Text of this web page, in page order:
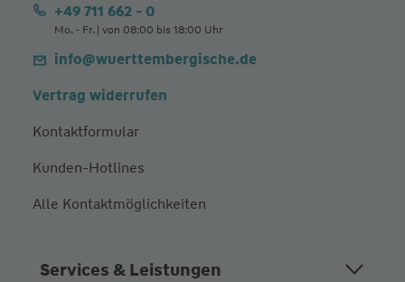
+49 711 662 - 0
Mo. - Fr. | von 08:00 bis 18:00 Uhr
info@wuerttembergische.de
Vertrag widerrufen
Kontaktformular
Kunden-Hotlines
Alle Kontaktmöglichkeiten
Services & Leistungen